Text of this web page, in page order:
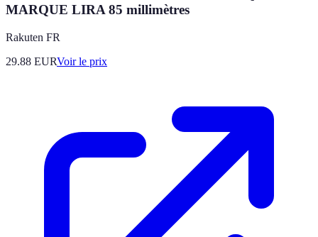
MARQUE LIRA 85 millimètres
Rakuten FR
29.88 EURVoir le prix